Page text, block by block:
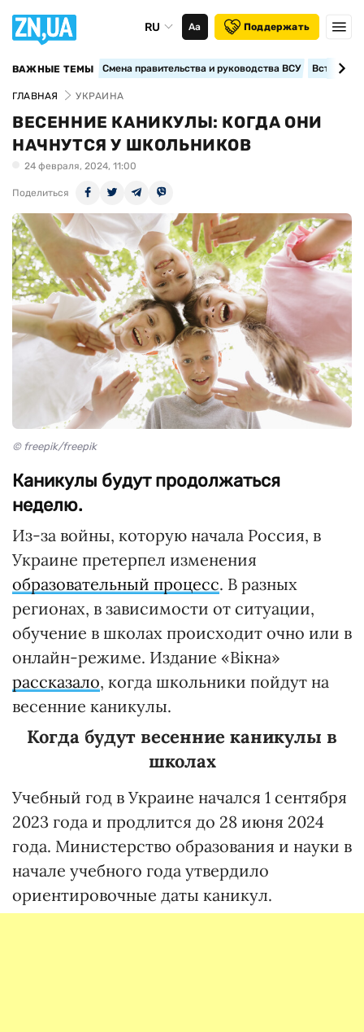
RU Аа Поддержать
ВАЖНЫЕ ТЕМЫ Смена правительства и руководства ВСУ
ГЛАВНАЯ УКРАИНА
ВЕСЕННИЕ КАНИКУЛЫ: КОГДА ОНИ
НАЧНУТСЯ У ШКОЛЬНИКОВ
24 февраля, 2024, 11:00
Поделиться
© freepik/freepik
Каникулы будут продолжаться
неделю.
Из-за войны, которую начала Россия, в
Украине претерпел изменения
образовательный процесс. В разных
регионах, в зависимости от ситуации,
обучение в школах происходит очно или в
онлайн-режиме. Издание «Вікна»
рассказало, когда школьники пойдут на
весенние каникулы.
Когда будут весенние каникулы в
школах
Учебный год в Украине начался 1 сентября
2023 года и продлится до 28 июня 2024
года. Министерство образования и науки в
начале учебного года утвердило
ориентировочные даты каникул.